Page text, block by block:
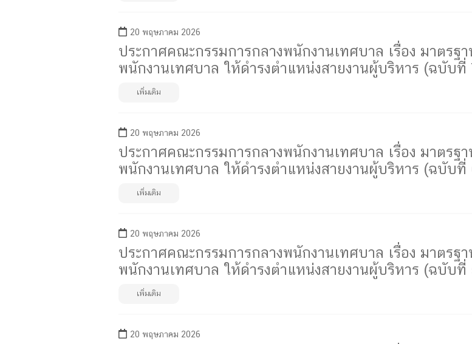
20 พฤษภาคม 2026
ประกาศคณะกรรมการกลางพนักงานเทศบาล เรื่อง มาตร
พนักงานเทศบาล ให้ดำรงตำแหน่งสายงานผู้บริหาร (ฉบับ
เพิ่มเติม
20 พฤษภาคม 2026
ประกาศคณะกรรมการกลางพนักงานเทศบาล เรื่อง มาตร
พนักงานเทศบาล ให้ดำรงตำแหน่งสายงานผู้บริหาร (ฉบับ
เพิ่มเติม
20 พฤษภาคม 2026
ประกาศคณะกรรมการกลางพนักงานเทศบาล เรื่อง มาตร
พนักงานเทศบาล ให้ดำรงตำแหน่งสายงานผู้บริหาร (ฉบับ
เพิ่มเติม
20 พฤษภาคม 2026